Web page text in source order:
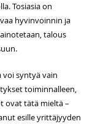
Tosiasia on
hyvinvoinnin ja
talous
voi syntyä vain
toiminnalleen,
ovat tätä mieltä –
esille yrittäjyyden